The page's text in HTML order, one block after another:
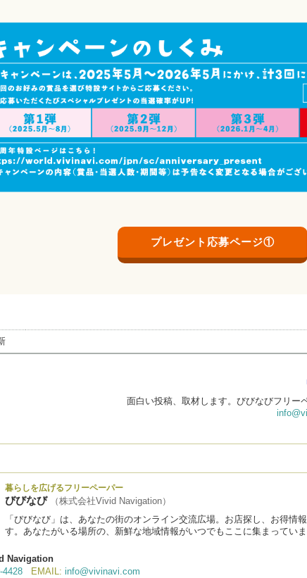
プレゼント応募ページ①
面白い投稿、取材します。びびなびフリー
暮らしを広げるフリーペーパー
びびなび
（株式会社Vivid Navigation）
「びびなび」は、あなたの街のオンライン交流広場。お店探し、お得
す。あなたがいる場所の、新鮮な地域情報がいつでもここに集まってい
Navigation
4428 EMAIL: info@vivinavi.com